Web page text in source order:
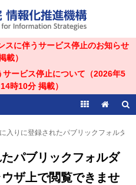
スに伴うサービス停止のお知らせ
載）
ービス停止について（2026年5
時10分 掲載）
入りに登録されたパブリックフォルダ
パブリックフォルダ
ザ上で閲覧できませ